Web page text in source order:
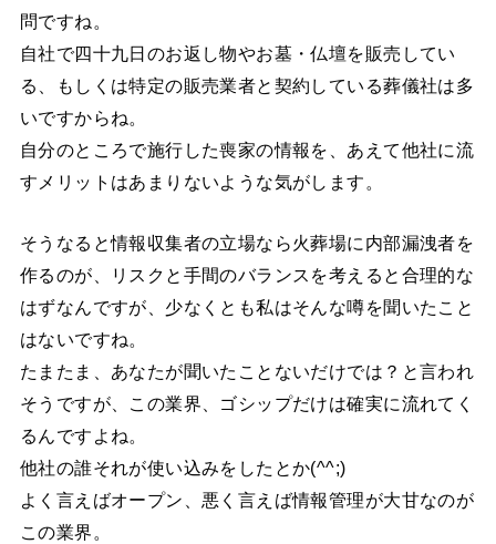
問ですね。
自社で四十九日のお返し物やお墓・仏壇を販売してい
る、もしくは特定の販売業者と契約している葬儀社は多
いですからね。
自分のところで施行した喪家の情報を、あえて他社に流
すメリットはあまりないような気がします。
そうなると情報収集者の立場なら火葬場に内部漏洩者を
作るのが、リスクと手間のバランスを考えると合理的な
はずなんですが、少なくとも私はそんな噂を聞いたこと
はないですね。
たまたま、あなたが聞いたことないだけでは？と言われ
そうですが、この業界、ゴシップだけは確実に流れてく
るんですよね。
他社の誰それが使い込みをしたとか(^^;)
よく言えばオープン、悪く言えば情報管理が大甘なのが
この業界。